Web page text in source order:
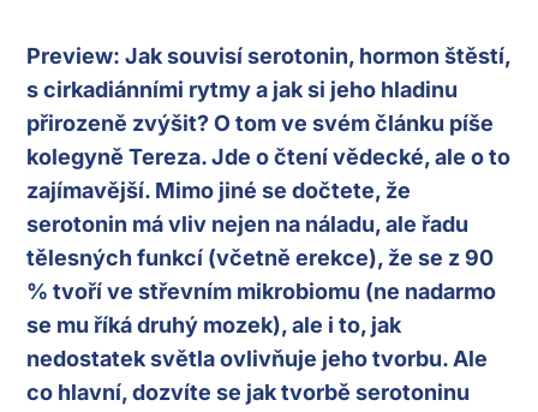
Preview: Jak souvisí serotonin, hormon štěstí,
s cirkadiánními rytmy a jak si jeho hladinu
přirozeně zvýšit? O tom ve svém článku píše
kolegyně Tereza. Jde o čtení vědecké, ale o to
zajímavější. Mimo jiné se dočtete, že
serotonin má vliv nejen na náladu, ale řadu
tělesných funkcí (včetně erekce), že se z 90
% tvoří ve střevním mikrobiomu (ne nadarmo
se mu říká druhý mozek), ale i to, jak
nedostatek světla ovlivňuje jeho tvorbu. Ale
co hlavní, dozvíte se jak tvorbě serotoninu